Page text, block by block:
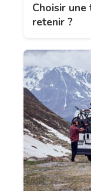
Choisir
retenir ?